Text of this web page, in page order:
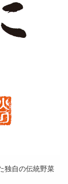
独自の伝統野菜